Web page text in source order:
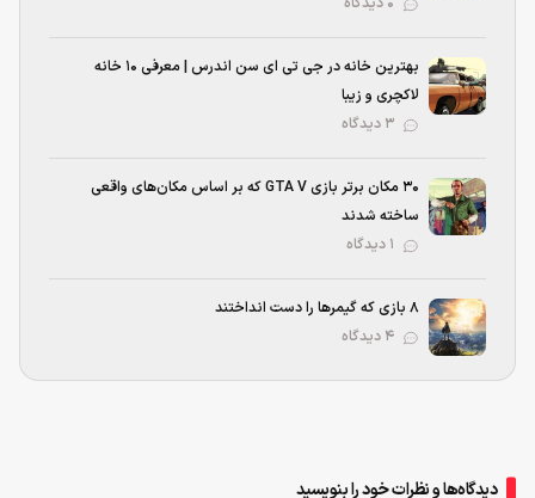
بهترین خانه در جی تی ای سن اندرس | معرفی ۱۰ خانه
لاکچری و زیبا
۳۰ مکان برتر بازی GTA V که بر اساس مکان‌های واقعی
ساخته شدند
۸ بازی که گیمرها را دست انداختند
دیدگاه‌ها و نظرات خود را بنویسید